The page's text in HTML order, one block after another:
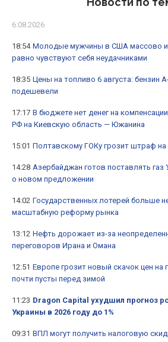
6.08.2026
18:54 Молодые мужчины в США массово
равно чувствуют себя неудачниками
18:35 Цены на топливо 6 августа: бензин
подешевели
17:17 В бюджете нет денег на
РФ на Киевскую область — Южанина
15:01 Полтавскому ГОКу грозит штраф
14:28 Азербайджан готов поставлять газ
о новом предложении
14:02 Государственных лотерей больше
масштабную реформу рынка
13:12 Нефть дорожает из-за
переговоров Ирана и Омана
12:51 Европе грозит новый скачок цен на
почти пусты перед зимой
11:23 Dragon Capital ухудшил прогноз
Украины в 2026 году до 1%
09:31 ВПЛ могут получить налоговую